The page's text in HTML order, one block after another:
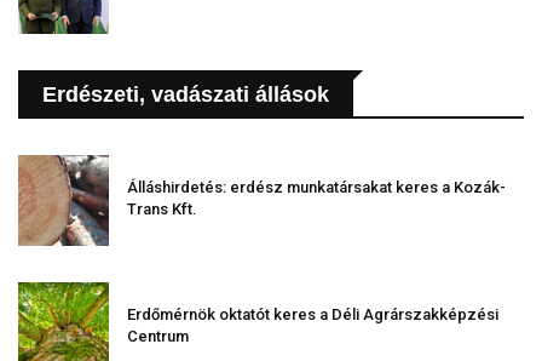
Erdészeti, vadászati állások
Álláshirdetés: erdész munkatársakat keres a Kozák-
Trans Kft.
Erdőmérnök oktatót keres a Déli Agrárszakképzési
Centrum